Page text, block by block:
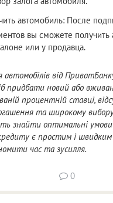
автомобиль: После
вы сможете получить
или у продавца.
від
придбати новий або
процентній ставці,
та широкому вибору
знайти оптимальні умови
є простим і
час та зусилля.
0